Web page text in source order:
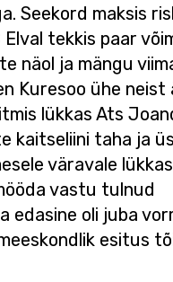
Seekord maksis
Elval tekkis paar
näol ja mängu
Kuresoo ühe neist
lükkas Ats
kaitseliini taha ja
väravale
vastu tulnud
edasine oli juba
esitus